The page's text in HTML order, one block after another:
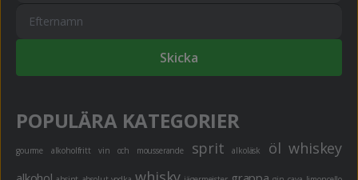
Skicka
POPULÄRA KATEGORIER
gourme alkoholfritt vin och mousserande sprit alkoläsk öl whiskey